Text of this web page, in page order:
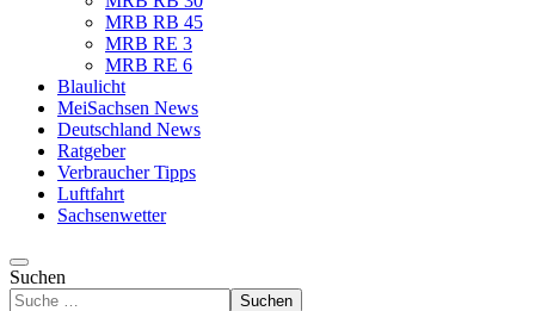
MRB RB 45
MRB RE 3
MRB RE 6
Blaulicht
MeiSachsen News
Deutschland News
Ratgeber
Verbraucher Tipps
Luftfahrt
Sachsenwetter
Suchen
Suchen